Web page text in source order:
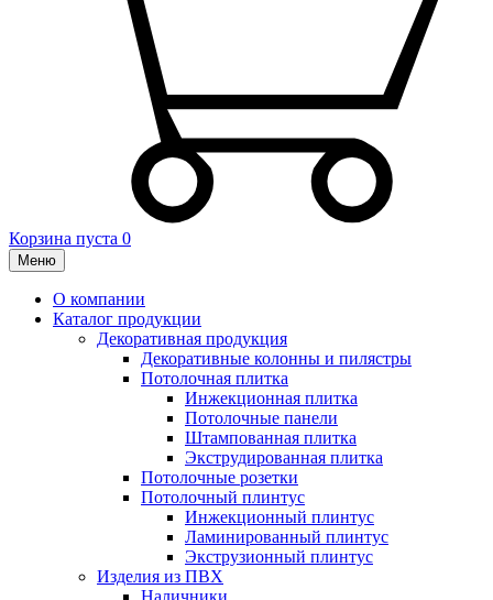
Корзина пуста 0
Меню
О компании
Каталог продукции
Декоративная продукция
Декоративные колонны и пилястры
Потолочная плитка
Инжекционная плитка
Потолочные панели
Штампованная плитка
Экструдированная плитка
Потолочные розетки
Потолочный плинтус
Инжекционный плинтус
Ламинированный плинтус
Экструзионный плинтус
Изделия из ПВХ
Наличники